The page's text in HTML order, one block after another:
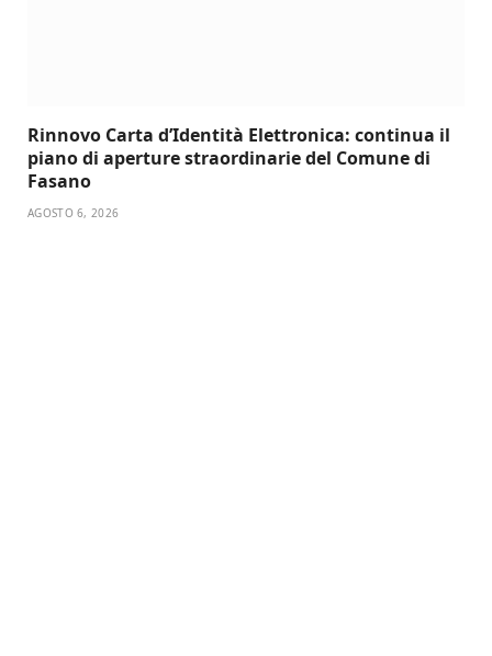
Rinnovo Carta d’Identità Elettronica: continua il
piano di aperture straordinarie del Comune di
Fasano
AGOSTO 6, 2026